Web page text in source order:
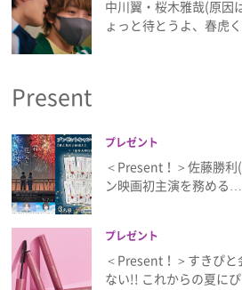
中川翼・桜木雅哉(原因
ょっと待とうよ、春虎
Present
プレゼント
＜Present！＞佐藤勝
ン映画初主演を務める…
プレゼント
＜Present！＞すきぴ
ない!! これからの夏に